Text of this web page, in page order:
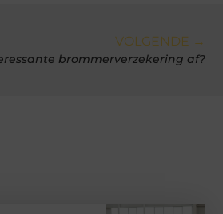
VOLGENDE →
brommerverzekering af?